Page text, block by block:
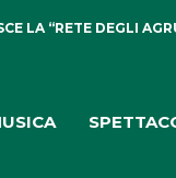
LA “RETE DEGLI